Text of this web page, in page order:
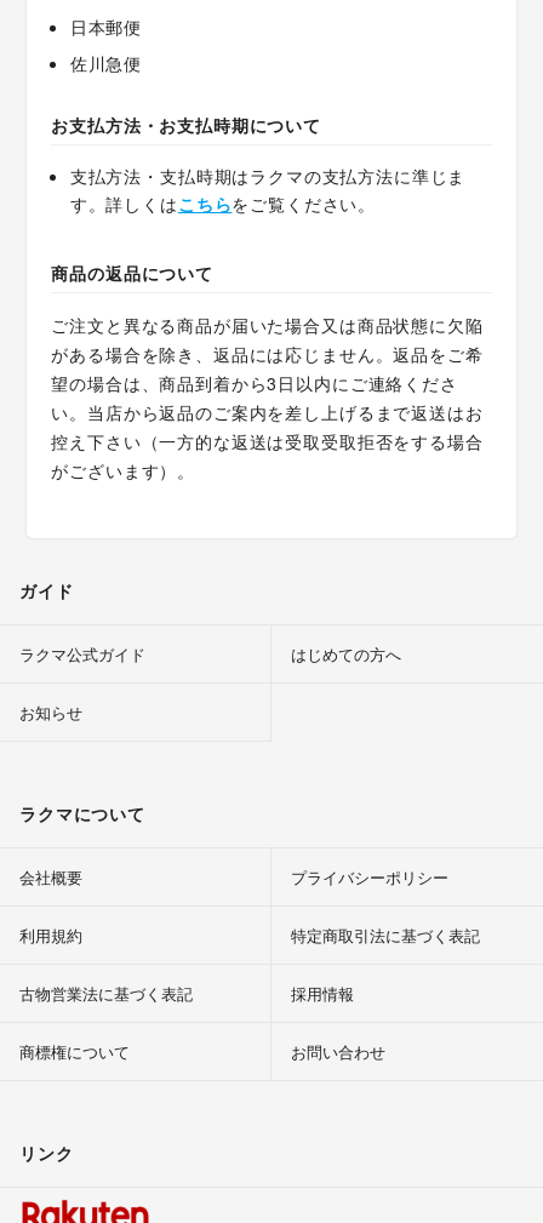
日本郵便
佐川急便
お支払方法・お支払時期について
支払方法・支払時期はラクマの支払方法に準じま
す。詳しくはこちらをご覧ください。
商品の返品について
ご注文と異なる商品が届いた場合又は商品状態に欠陥
がある場合を除き、返品には応じません。返品をご希
望の場合は、商品到着から3日以内にご連絡くださ
い。当店から返品のご案内を差し上げるまで返送はお
控え下さい（一方的な返送は受取受取拒否をする場合
がございます）。
ガイド
ラクマ公式ガイド はじめての方へ
お知らせ
ラクマについて
会社概要 プライバシーポリシー
利用規約 特定商取引法に基づく表記
古物営業法に基づく表記 採用情報
商標権について お問い合わせ
リンク